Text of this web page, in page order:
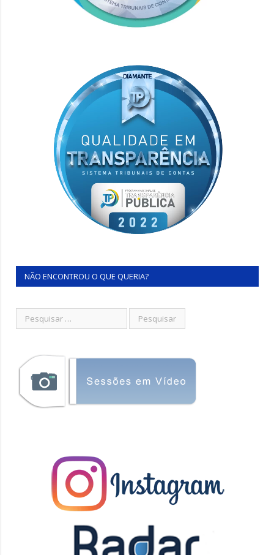
NÃO ENCONTROU O QUE QUERIA?